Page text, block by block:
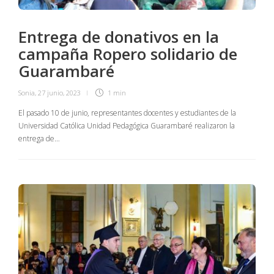
Entrega de donativos en la
campaña Ropero solidario de
Guarambaré
Sonia, 27 junio, 2023 1 min
El pasado 10 de junio, representantes docentes y estudiantes de la
Universidad Católica Unidad Pedagógica Guarambaré realizaron la
entrega de…